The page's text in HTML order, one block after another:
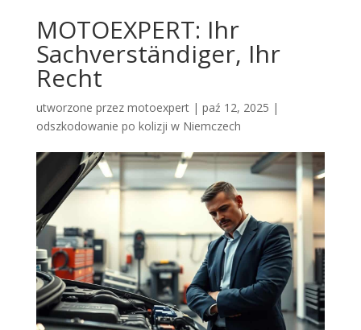
MOTOEXPERT: Ihr
Sachverständiger, Ihr
Recht
utworzone przez motoexpert| paź 12, 2025 |
odszkodowanie po kolizji w Niemczech